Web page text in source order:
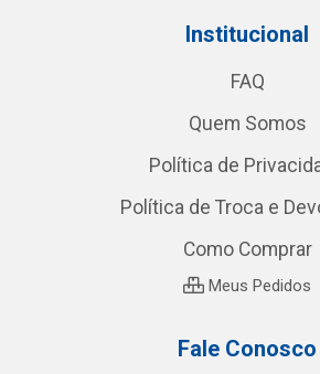
Institucional
FAQ
Quem Somos
Política de
Política de Troca e
Como Comprar
Meus Pedidos
Fale Conosco